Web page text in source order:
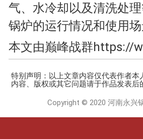
气、水冷却以及清洗处
锅炉的运行情况和使用
本文由巅峰战群https://
特别声明：以上文章内容仅代表作者
内容、版权或其它问题请于作品发表
Copyright © 2020 河南永兴